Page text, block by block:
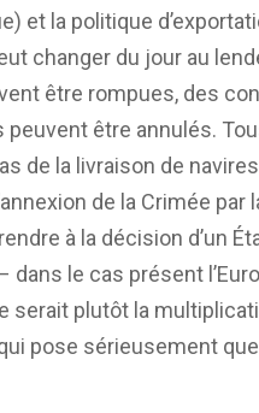
et la politique
changer du jour au
être rompues, des
être annulés.
de la livraison de
de la Crimée par
à la décision d’un
le cas présent
plutôt la
pose sérieusement